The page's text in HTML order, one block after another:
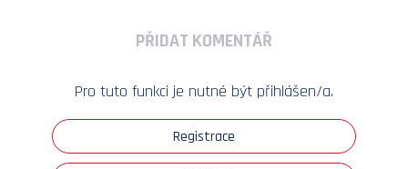
PŘIDAT KOMENTÁŘ
Pro tuto funkci je nutné být přihlášen/a.
Registrace